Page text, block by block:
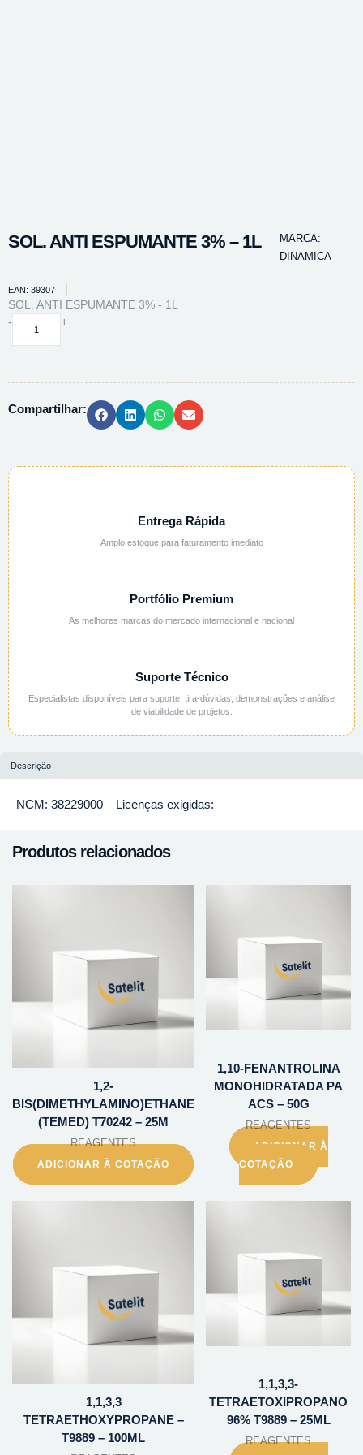
SOL. ANTI ESPUMANTE 3% – 1L
MARCA:
DINAMICA
EAN: 39307
SOL. ANTI ESPUMANTE 3% - 1L
-
SOL.
1L
+
Compartilhar:
Entrega Rápida
Amplo estoque para faturamento imediato
Portfólio Premium
As melhores marcas do mercado internacional e nacional
Suporte Técnico
Especialistas disponíveis para suporte, tira-dúvidas, demonstrações e análise
de viabilidade de projetos.
Descrição
NCM: 38229000 – Licenças exigidas:
Produtos relacionados
1,2-
BIS(DIMETHYLAMINO)ETHANE
(TEMED) T70242 – 25M
REAGENTES
ADICIONAR À COTAÇÃO
1,10-FENANTROLINA
MONOHIDRATADA PA
ACS – 50G
REAGENTES
ADICIONAR À
COTAÇÃO
1,1,3,3
TETRAETHOXYPROPANE –
T9889 – 100ML
1,1,3,3-
TETRAETOXIPROPANO
96% T9889 – 25ML
REAGENTES